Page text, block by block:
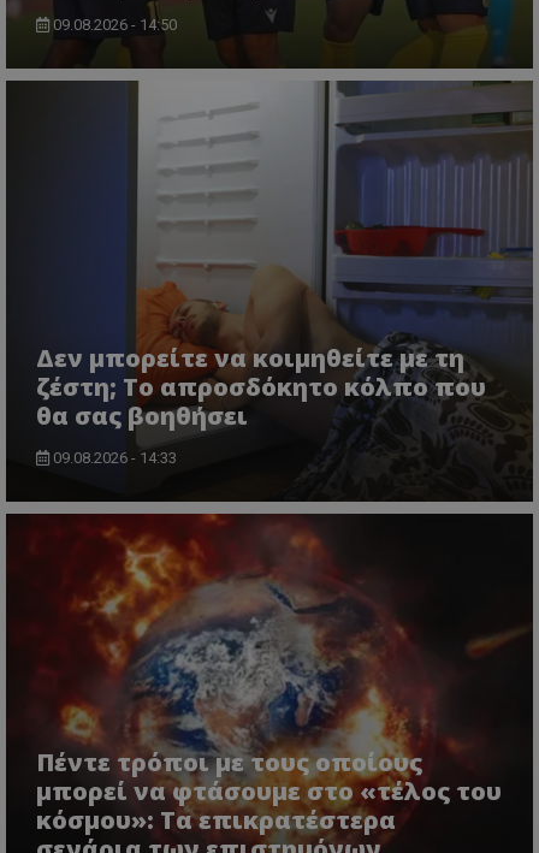
09.08.2026 - 14:50
Δεν μπορείτε να κοιμηθείτε με τη
ζέστη; Το απροσδόκητο κόλπο που
θα σας βοηθήσει
09.08.2026 - 14:33
Πέντε τρόποι με τους οποίους
μπορεί να φτάσουμε στο «τέλος του
κόσμου»: Τα επικρατέστερα